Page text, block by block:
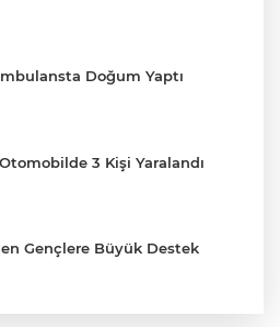
Doğum Yaptı
3 Kişi Yaralandı
Gençlere Büyük Destek